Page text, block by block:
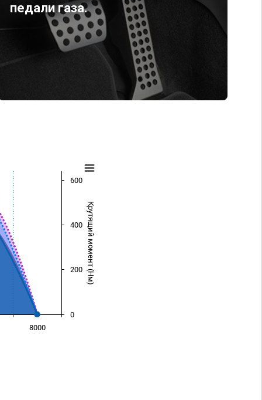
педали газа.
Крутящий момент (Нм)
8000
0
200
400
600